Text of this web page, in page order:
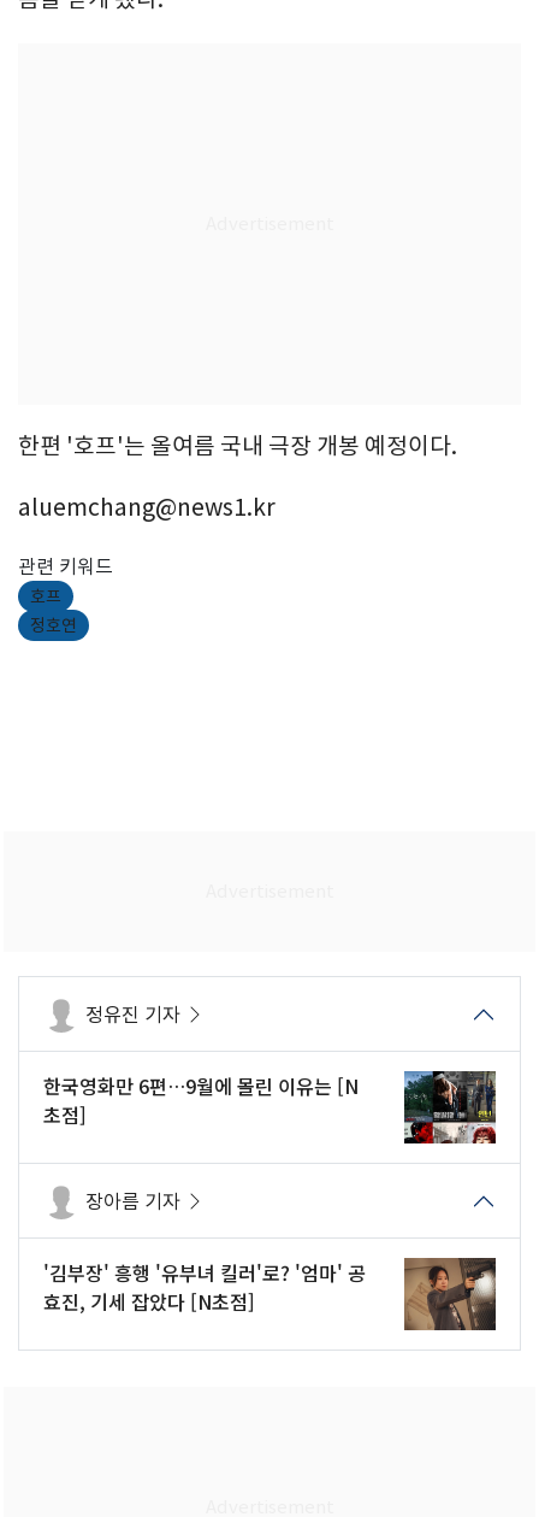
한편 '호프'는 올여름 국내 극장 개봉 예정이다.
aluemchang@news1.kr
관련 키워드
호프
정호연
정유진 기자
한국영화만 6편…9월에 몰린 이유는 [N
초점]
장아름 기자
'김부장' 흥행 '유부녀 킬러'로? '엄마' 공
효진, 기세 잡았다 [N초점]